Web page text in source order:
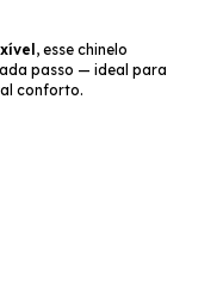
, esse chinelo
passo — ideal para
conforto.